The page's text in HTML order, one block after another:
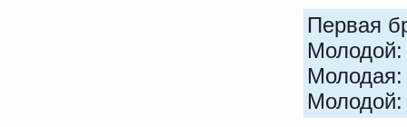
Первая
Молодой: